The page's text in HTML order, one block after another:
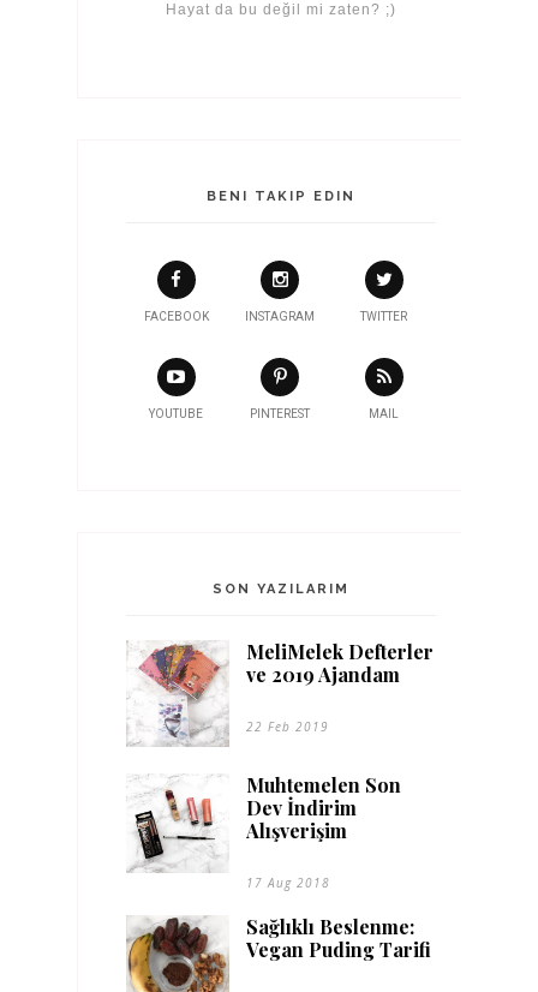
Hayat da bu değil mi zaten? ;)
BENI TAKIP EDIN
FACEBOOK INSTAGRAM TWITTER
YOUTUBE PINTEREST MAIL
SON YAZILARIM
MeliMelek Defterler
ve 2019 Ajandam
22 Feb 2019
Muhtemelen Son
Dev İndirim
Alışverişim
17 Aug 2018
Sağlıklı Beslenme:
Vegan Puding Tarifi